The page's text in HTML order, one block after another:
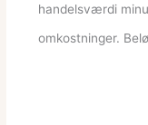
handelsværdi
omkostninger.